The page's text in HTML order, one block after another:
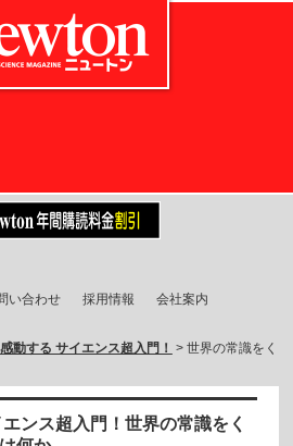
い合わせ 採用情報 会社案内
動する サイエンス超入門！ > 世界の常識をく
ンス超入門！世界の常識をく